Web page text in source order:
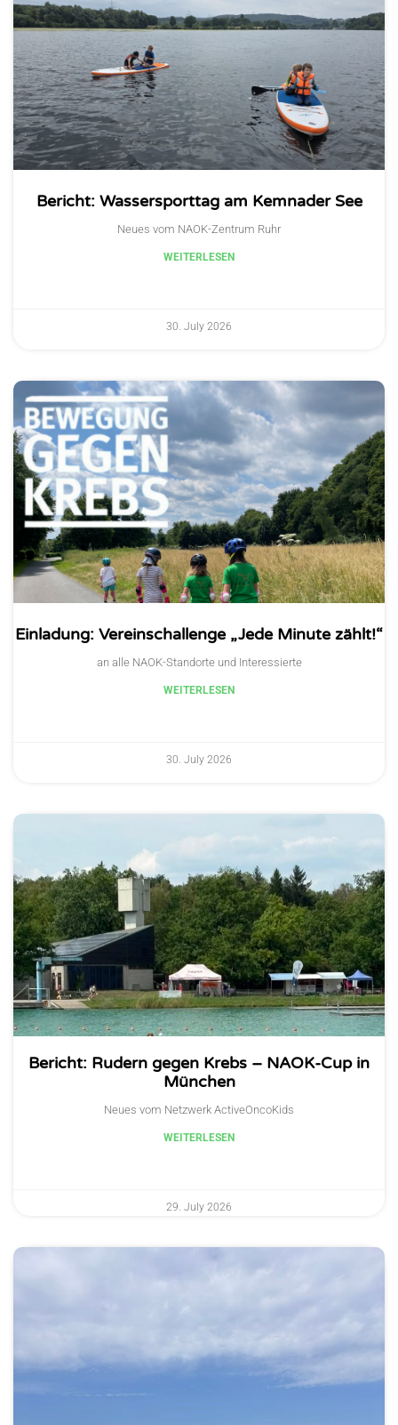
Bericht: Wassersporttag am Kemnader See
Neues vom NAOK-Zentrum Ruhr
WEITERLESEN
30. July 2026
Einladung: Vereinschallenge „Jede Minute zählt!“
an alle NAOK-Standorte und Interessierte
WEITERLESEN
30. July 2026
Bericht: Rudern gegen Krebs – NAOK-Cup in
München
Neues vom Netzwerk ActiveOncoKids
WEITERLESEN
29. July 2026